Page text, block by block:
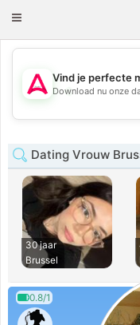
Toggle
💖
Vind je perfecte
Download nu onze
Dating Vrouw
30 jaar
Brussel
0.8/1